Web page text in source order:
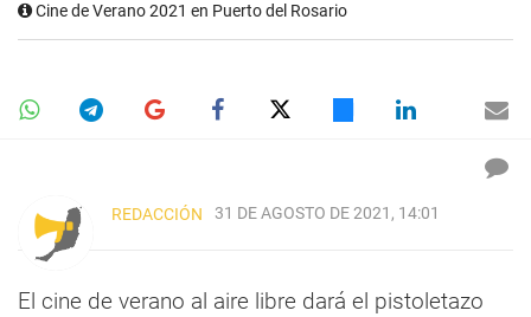
Cine de Verano 2021 en Puerto del Rosario
REDACCIÓN 31 DE AGOSTO DE 2021, 14:01
El cine de verano al aire libre dará el pistoletazo